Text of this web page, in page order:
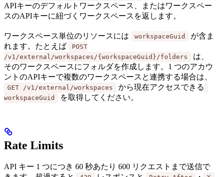
APIキーのデフォルトワークスペース、またはワークスペー
スのAPIキーに紐づくワークスペースを返します。
ワークスペース単位のリソースには workspaceGuid
が含ま
れます。たとえば
POST
/v1/external/workspaces/{workspaceGuid}/folders
は、
そのワークスペースにフォルダを作成します。1 つのアカウ
ントのAPIキーで複数のワークスペースと連携する場合は、
GET /v1/external/workspaces から現在アクセスできる
workspaceGuid を取得してください。
Rate Limits
API キー 1 つにつき 60 秒あたり 600 リクエストまで送信で